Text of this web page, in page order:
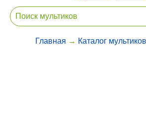
Главная → Каталог мультиков